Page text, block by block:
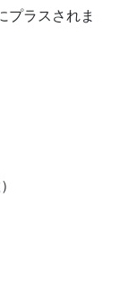
ラスされま